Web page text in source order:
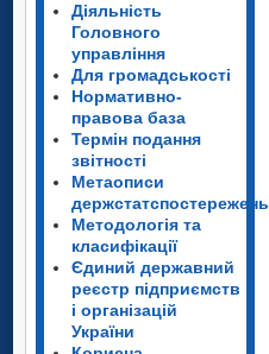
Діяльність
Головного
управління
Для громадськості
Нормативно-
правова база
Термін подання
звітності
Метаописи
держстатспостережень
Методологія та
класифікації
Єдиний державний
реєстр підприємств
і організацій
України